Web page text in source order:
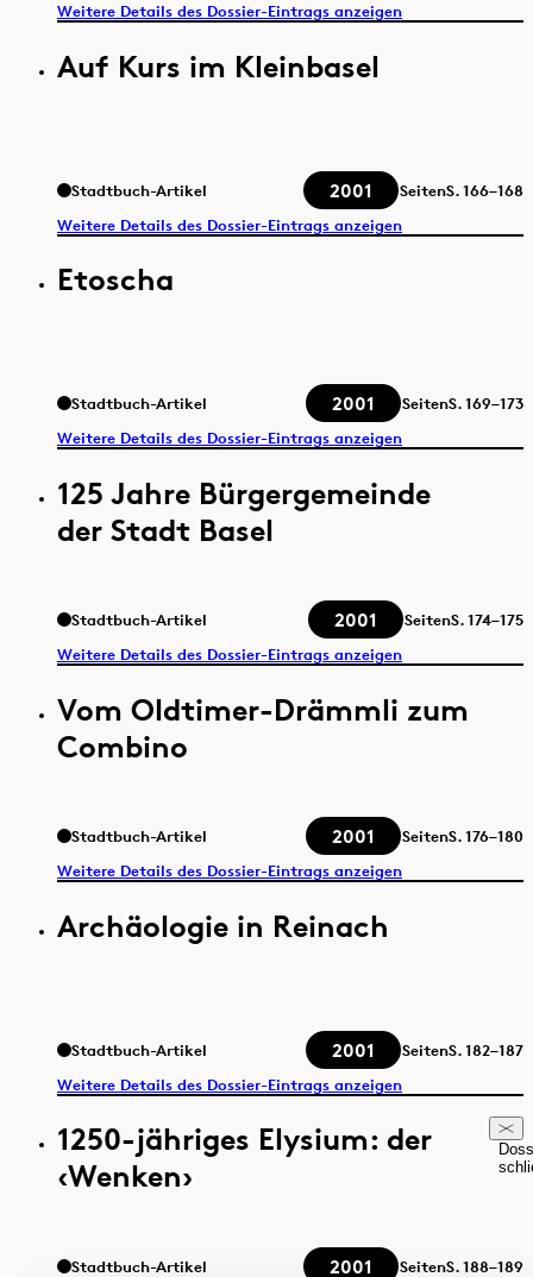
Weitere Details des Dossier-Eintrags anzeigen
Auf Kurs im Kleinbasel
Stadtbuch-Artikel 2001 SeitenS.166–168
Weitere Details des Dossier-Eintrags anzeigen
Etoscha
Stadtbuch-Artikel 2001 SeitenS.169–173
Weitere Details des Dossier-Eintrags anzeigen
125 Jahre Bürgergemeinde
der Stadt Basel
Stadtbuch-Artikel 2001 SeitenS.174–175
Weitere Details des Dossier-Eintrags anzeigen
Vom Oldtimer-Drämmli zum
Combino
Stadtbuch-Artikel 2001 SeitenS.176–180
Weitere Details des Dossier-Eintrags anzeigen
Archäologie in Reinach
Stadtbuch-Artikel 2001 SeitenS.182–187
Weitere Details des Dossier-Eintrags anzeigen
1250-jähriges Elysium: der
‹Wenken›
Stadtbuch-Artikel 2001 SeitenS.188–189